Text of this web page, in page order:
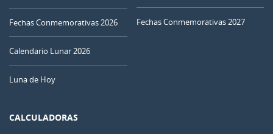
Fechas Conmemorativas 2026
Calendario Lunar 2026
Luna de Hoy
Fechas Conmemorativas 2027
CALCULADORAS